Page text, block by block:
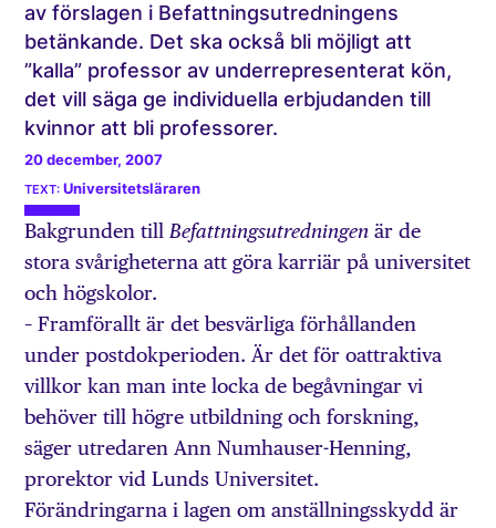
av förslagen i Befattningsutredningens
betänkande. Det ska också bli möjligt att
”kalla” professor av underrepresenterat kön,
det vill säga ge individuella erbjudanden till
kvinnor att bli professorer.
20 december, 2007
Universitetsläraren
Bakgrunden tillBefattningsutredningen är de
stora svårigheterna att göra karriär på universitet
och högskolor.
– Framförallt är det besvärliga förhållanden
under postdokperioden. Är det för oattraktiva
villkor kan man inte locka de begåvningar vi
behöver till högre utbildning och forskning,
säger utredaren Ann Numhauser-Henning,
prorektor vid Lunds Universitet.
Förändringarna i lagen om anställningsskydd är